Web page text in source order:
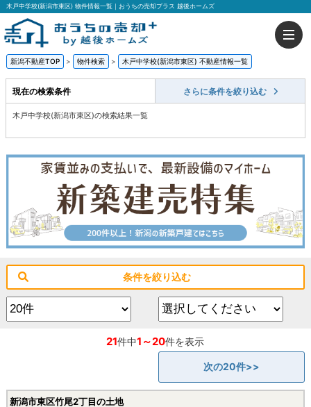
木戸中学校(新潟市東区) 物件情報一覧｜おうちの売却プラス 越後ホームズ
新潟不動産TOP > 物件検索 > 木戸中学校(新潟市東区) 不動産情報一覧
現在の検索条件 さらに条件を絞り込む
木戸中学校(新潟市東区)の検索結果一覧
条件を絞り込む
21件中1～20件を表示
次の20件>>
新潟市東区竹尾2丁目の土地